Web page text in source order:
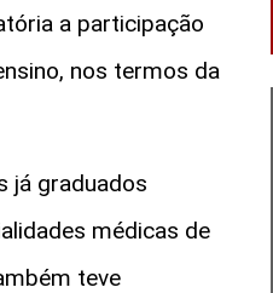
a participação
nos termos da
já graduados
médicas de
teve